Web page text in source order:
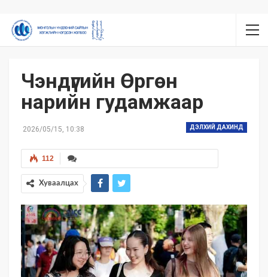
Чэндүгийн Өргөн
нарийн гудамжаар
ДЭЛХИЙ ДАХИНД
2026/05/15, 10:38
112
Хуваалцах